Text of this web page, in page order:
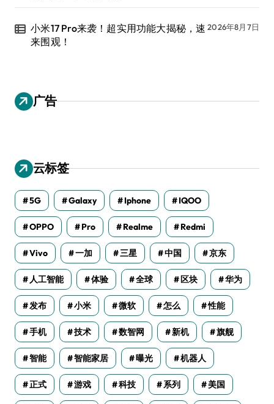
小米17 Pro来袭！超实用功能大揭秘，速
来围观！
2026年8月7日
广告
云标签
5G Galaxy Iphone IQOO
OPPO Pro Realme Redmi
Vivo 一加 三星 中国 京东
人工智能 体验 全球 区块 华为
发布 小米 微软 怎么 性能
手机 技术 数智网 新机 旗舰
智能 智能家居 曝光 机器人
正式 游戏 科技 系列 美国